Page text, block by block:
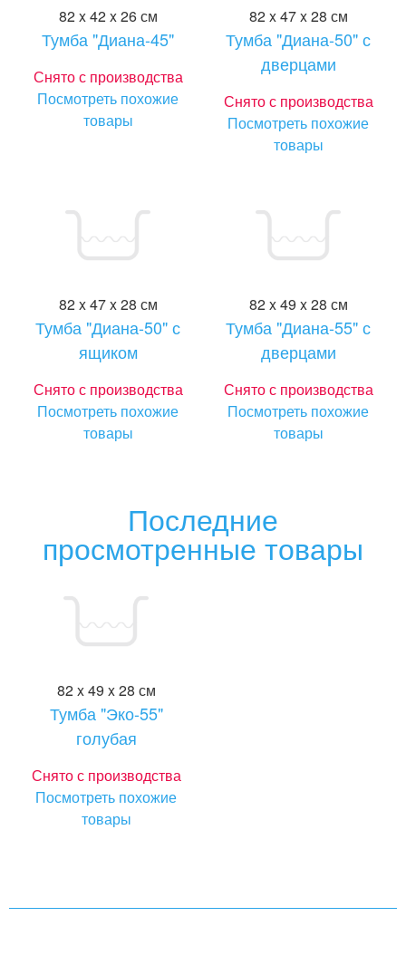
82 x 42 x 26 см
Тумба "Диана-45"
Снято с производства
Посмотреть похожие
товары
82 x 47 x 28 см
Тумба "Диана-50" с
дверцами
Снято с производства
Посмотреть похожие
товары
82 x 47 x 28 см
Тумба "Диана-50" с
ящиком
Снято с производства
Посмотреть похожие
товары
82 x 49 x 28 см
Тумба "Диана-55" с
дверцами
Снято с производства
Посмотреть похожие
товары
Последние
просмотренные товары
82 x 49 x 28 см
Тумба "Эко-55"
голубая
Снято с производства
Посмотреть похожие
товары